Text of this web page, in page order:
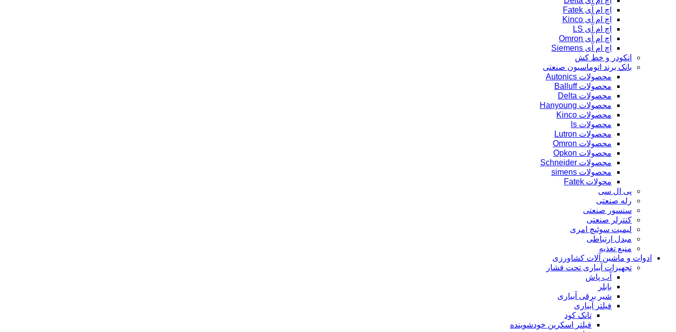
اچ ام آی Fatek
اچ ام آی Kinco
اچ ام آی LS
اچ ام آی Omron
اچ ام آی Siemens
انکودر و خط کش
بانک برند اتوماسیون صنعتی
محصولات Autonics
محصولات Balluff
محصولات Delta
محصولات Hanyoung
محصولات Kinco
محصولات ls
محصولات Lutron
محصولات Omron
محصولات Opkon
محصولات Schneider
محصولات simens
محولات Fatek
پی ال سی
رله صنعتی
سنسور صنعتی
کنترلر صنعتی
لیمیت سوئیچ امری
مبدل ارتباطی
منبع تغذیه
ادوات و ماشین آلات کشاورزی
تجهیزات آبیاری تحت فشار
آب پاش
بابلر
شیر برقی آبیاری
فیلتر آبیاری
تانک کود
فیلتر اسکرین خودشوینده